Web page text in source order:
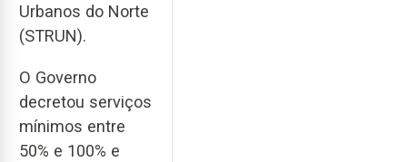
Urbanos do Norte
(STRUN).
O Governo
decretou serviços
mínimos entre
50% e 100% e